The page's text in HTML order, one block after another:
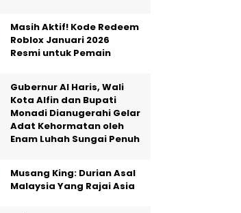
Masih Aktif! Kode Redeem
Roblox Januari 2026
Resmi untuk Pemain
Gubernur Al Haris, Wali
Kota Alfin dan Bupati
Monadi Dianugerahi Gelar
Adat Kehormatan oleh
Enam Luhah Sungai Penuh
Musang King: Durian Asal
Malaysia Yang Rajai Asia